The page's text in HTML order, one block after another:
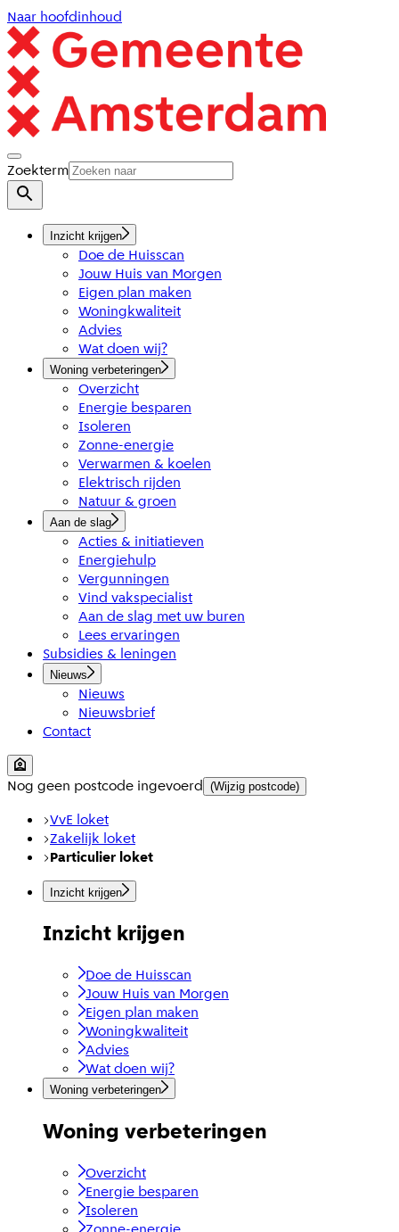
Naar hoofdinhoud
Zoekterm
Inzicht krijgen
Doe de Huisscan
Jouw Huis van Morgen
Eigen plan maken
Woningkwaliteit
Advies
Wat doen wij?
Woning verbeteringen
Overzicht
Energie besparen
Isoleren
Zonne-energie
Verwarmen & koelen
Elektrisch rijden
Natuur & groen
Aan de slag
Acties & initiatieven
Energiehulp
Vergunningen
Vind vakspecialist
Aan de slag met uw buren
Lees ervaringen
Subsidies & leningen
Nieuws
Nieuws
Nieuwsbrief
Contact
Nog geen postcode ingevoerd (Wijzig postcode)
VvE loket
Zakelijk loket
Particulier loket
Inzicht krijgen
Inzicht krijgen
Doe de Huisscan
Jouw Huis van Morgen
Eigen plan maken
Woningkwaliteit
Advies
Wat doen wij?
Woning verbeteringen
Woning verbeteringen
Overzicht
Energie besparen
Isoleren